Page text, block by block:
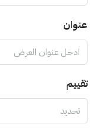
عنوان
تقييم
تحديد